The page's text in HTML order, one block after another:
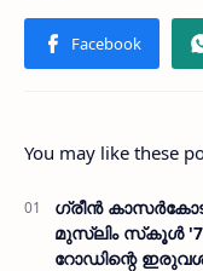
You may like these
ഗ്രീന്‍ കാസര്‍കോട്
മുസ്ലിം സ്‌കൂള്‍
റോഡിന്റെ